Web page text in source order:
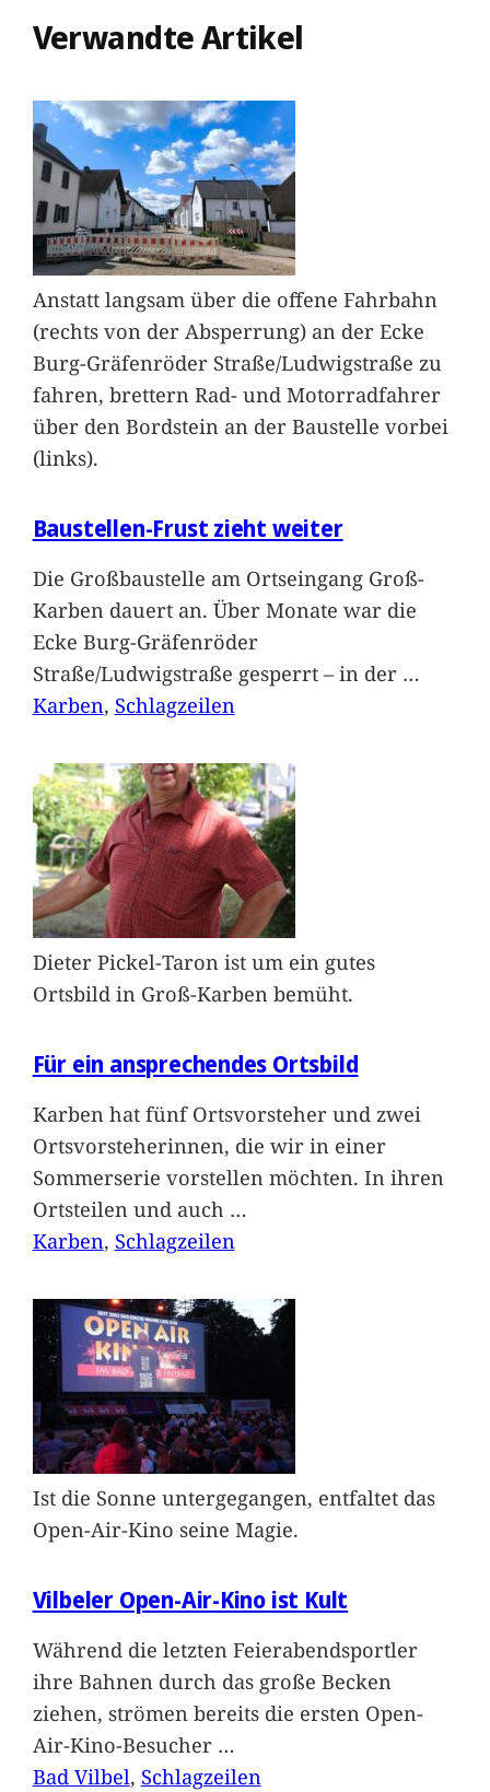
Verwandte Artikel
Anstatt langsam über die offene Fahrbahn
(rechts von der Absperrung) an der Ecke
Burg-Gräfenröder Straße/Ludwigstraße zu
fahren, brettern Rad- und Motorradfahrer
über den Bordstein an der Baustelle vorbei
(links).
Baustellen-Frust zieht weiter
Die Großbaustelle am Ortseingang Groß-
Karben dauert an. Über Monate war die
Ecke Burg-Gräfenröder
Straße/Ludwigstraße gesperrt – in der …
Karben, Schlagzeilen
Dieter Pickel-Taron ist um ein gutes
Ortsbild in Groß-Karben bemüht.
Für ein ansprechendes Ortsbild
Karben hat fünf Ortsvorsteher und zwei
Ortsvorsteherinnen, die wir in einer
Sommerserie vorstellen möchten. In ihren
Ortsteilen und auch …
Karben, Schlagzeilen
Ist die Sonne untergegangen, entfaltet das
Open-Air-Kino seine Magie.
Vilbeler Open-Air-Kino ist Kult
Während die letzten Feierabendsportler
ihre Bahnen durch das große Becken
ziehen, strömen bereits die ersten Open-
Air-Kino-Besucher …
Bad Vilbel, Schlagzeilen